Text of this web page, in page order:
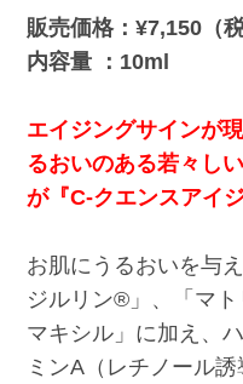
販売価格：¥7,150（税
内容量 ：10ml
エイジングサインが
るおいのある若々し
が『C-クエンスアイ
お肌にうるおいを与
ジルリン®」、「マ
マキシル」に加え、
ミンA（レチノール誘